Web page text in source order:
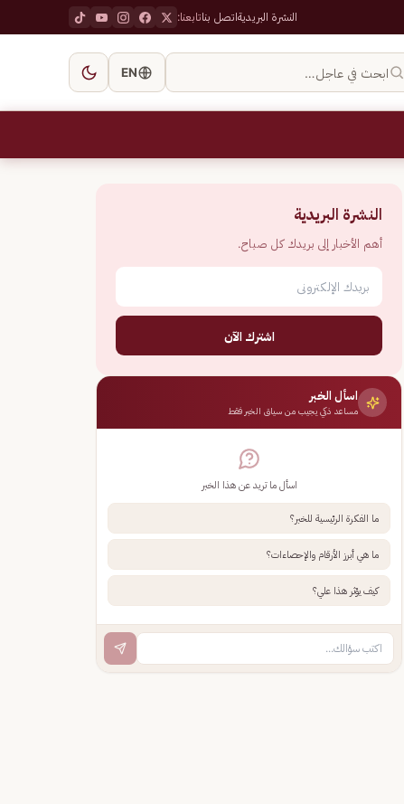
النشرة البريديةاتصل بناتابعنا:
ابحث في عاجل… EN
النشرة البريدية
أهم الأخبار إلى بريدك كل صباح.
اشترك الآن
اسأل الخبر
مساعد ذكي يجيب من سياق الخبر فقط
اسأل ما تريد عن هذا الخبر
ما الفكرة الرئيسية للخبر؟
ما هي أبرز الأرقام والإحصاءات؟
كيف يؤثر هذا علي؟